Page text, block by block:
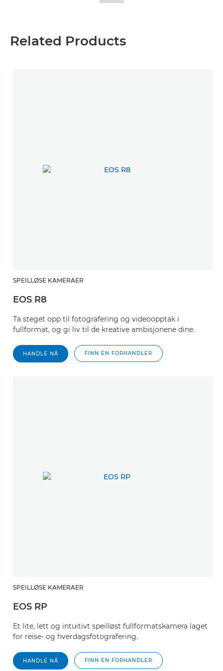
Related Products
SPEILLØSE KAMERAER
EOS R8
Ta steget opp til fotografering og videoopptak i
fullformat, og gi liv til de kreative ambisjonene dine.
HANDLE NÅ FINN EN FORHANDLER
SPEILLØSE KAMERAER
EOS RP
Et lite, lett og intuitivt speilløst fullformatskamera laget
for reise- og hverdagsfotografering.
HANDLE NÅ FINN EN FORHANDLER